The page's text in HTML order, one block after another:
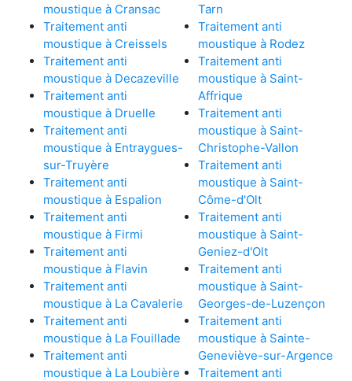
moustique à Cransac
Traitement anti
moustique à Creissels
Traitement anti
moustique à Decazeville
Traitement anti
moustique à Druelle
Traitement anti
moustique à Entraygues-
sur-Truyère
Traitement anti
moustique à Espalion
Traitement anti
moustique à Firmi
Traitement anti
moustique à Flavin
Traitement anti
moustique à La Cavalerie
Traitement anti
moustique à La Fouillade
Traitement anti
moustique à La Loubière
Tarn
Traitement anti
moustique à Rodez
Traitement anti
moustique à Saint-
Affrique
Traitement anti
moustique à Saint-
Christophe-Vallon
Traitement anti
moustique à Saint-
Côme-d'Olt
Traitement anti
moustique à Saint-
Geniez-d'Olt
Traitement anti
moustique à Saint-
Georges-de-Luzençon
Traitement anti
moustique à Sainte-
Geneviève-sur-Argence
Traitement anti